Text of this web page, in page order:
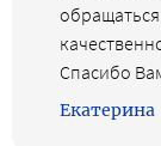
Спасибо
Екатерина